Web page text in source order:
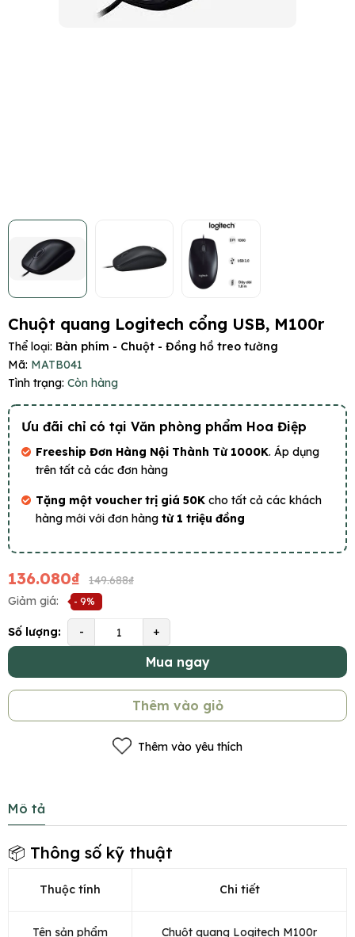
Chuột quang Logitech cổng USB, M100r
Thể loại: Bàn phím - Chuột - Đồng hồ treo tường
Mã: MATB041
Tình trạng: Còn hàng
Ưu đãi chỉ có tại Văn phòng phẩm Hoa Điệp
Freeship Đơn Hàng Nội Thành Từ 1000K. Áp dụng
trên tất cả các đơn hàng
Tặng một voucher trị giá 50K cho tất cả các khách
hàng mới với đơn hàng từ 1 triệu đồng
136.080₫
149.688₫
Giảm giá:
- 9%
Số lượng: - +
Mua ngay
Thêm vào giỏ
Thêm vào yêu thích
Mô tả
📦 Thông số kỹ thuật
Thuộc tính Chi tiết
Tên sản phẩm Chuột quang Logitech M100r